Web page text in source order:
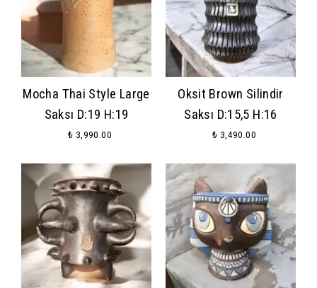
Mocha Thai Style Large
Saksı D:19 H:19
₺ 3,990.00
Oksit Brown Silindir
Saksı D:15,5 H:16
₺ 3,490.00